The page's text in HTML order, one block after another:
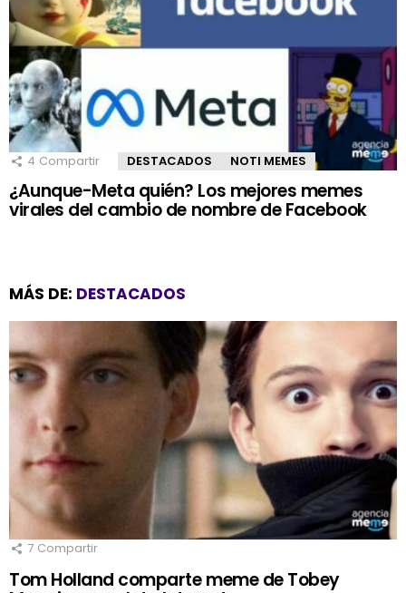
4 Compartir DESTACADOS NOTI MEMES
¿Aunque-Meta quién? Los mejores memes
virales del cambio de nombre de Facebook
MÁS DE: DESTACADOS
7 Compartir
Tom Holland comparte meme de Tobey